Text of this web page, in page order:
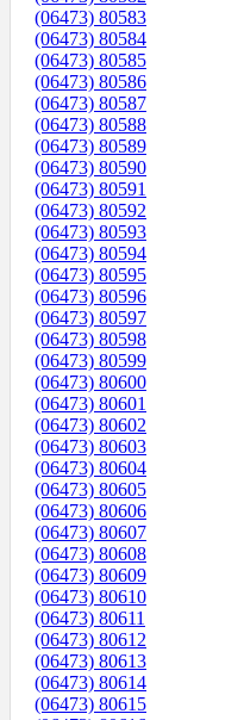
(06473) 80583
(06473) 80584
(06473) 80585
(06473) 80586
(06473) 80587
(06473) 80588
(06473) 80589
(06473) 80590
(06473) 80591
(06473) 80592
(06473) 80593
(06473) 80594
(06473) 80595
(06473) 80596
(06473) 80597
(06473) 80598
(06473) 80599
(06473) 80600
(06473) 80601
(06473) 80602
(06473) 80603
(06473) 80604
(06473) 80605
(06473) 80606
(06473) 80607
(06473) 80608
(06473) 80609
(06473) 80610
(06473) 80611
(06473) 80612
(06473) 80613
(06473) 80614
(06473) 80615